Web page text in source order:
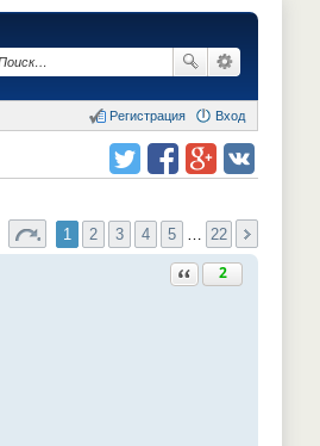
Вход
Регистрация
1 2 3 4 5 22
Ответить с цитатой
2